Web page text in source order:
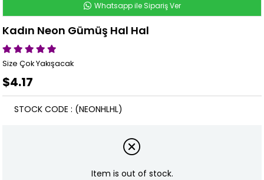
Whatsapp ile Sipariş Ver
Kadın Neon Gümüş Hal Hal
Size Çok Yakışacak
$4.17
(NEONHLHL)
STOCK CODE
Item is out of stock.